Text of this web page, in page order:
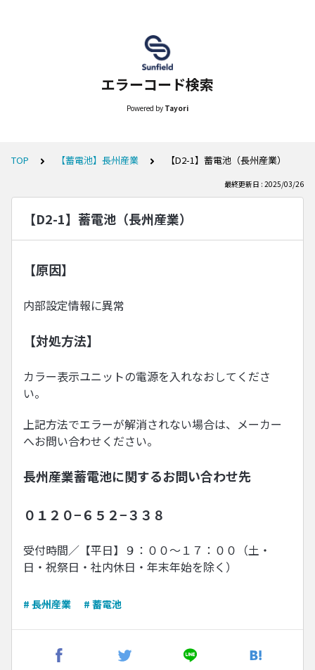
エラーコード検索
Powered by Tayori
TOP 【蓄電池】長州産業 【D2-1】蓄電池（長州産業）
最終更新日 : 2025/03/26
【D2-1】蓄電池（長州産業）
【原因】
内部設定情報に異常
【対処方法】
カラー表示ユニットの電源を入れなおしてくださ
い。
上記方法でエラーが解消されない場合は、メーカー
へお問い合わせください。
長州産業蓄電池に関するお問い合わせ先
０１２０−６５２−３３８
受付時間／【平日】９：００〜１７：００（土・
日・祝祭日・社内休日・年末年始を除く）
# 長州産業 # 蓄電池